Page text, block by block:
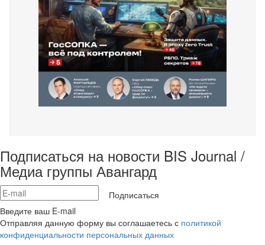
Подписаться на новости BIS Journal /
Медиа группы Авангард
Подписаться
Введите ваш E-mail
Отправляя данную форму вы соглашаетесь с политикой
конфиденциальности персональных данных